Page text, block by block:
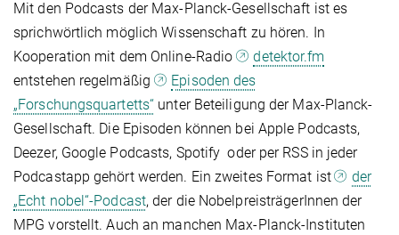
Mit den Podcasts der Max-Planck-Gesellschaft ist es
sprichwörtlich möglich Wissenschaft zu hören. In
Kooperation mit dem Online-Radio
detektor.fm
entstehen regelmäßig
Episoden des
„Forschungsquartetts“ unter Beteiligung der Max-Planck-
Gesellschaft. Die Episoden können bei Apple Podcasts,
Deezer, Google Podcasts, Spotify oder per RSS in jeder
Podcastapp gehört werden. Ein zweites Format ist
der
„Echt nobel“-Podcast, der die NobelpreisträgerInnen der
MPG vorstellt. Auch an manchen Max-Planck-Instituten